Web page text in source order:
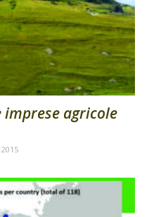
imprese agricole